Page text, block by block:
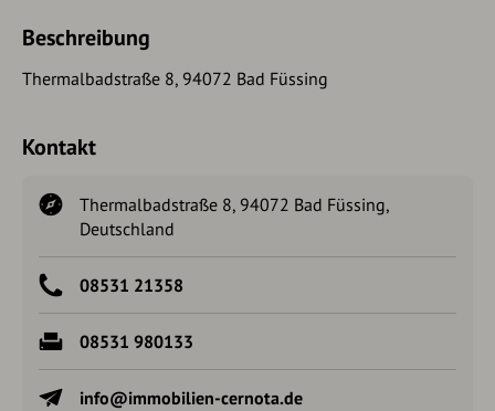
Beschreibung
Thermalbadstraße 8, 94072 Bad Füssing
Kontakt
Thermalbadstraße 8, 94072 Bad Füssing,
Deutschland
08531 21358
08531 980133
info@immobilien-cernota.de